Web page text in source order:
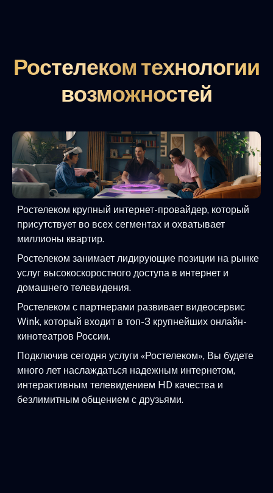
Ростелеком технологии
возможностей
Ростелеком крупный интернет-провайдер, который
присутствует во всех сегментах и охватывает
миллионы квартир.
Ростелеком занимает лидирующие позиции на рынке
услуг высокоскоростного доступа в интернет и
домашнего телевидения.
Ростелеком с партнерами развивает видеосервис
Wink, который входит в топ-3 крупнейших онлайн-
кинотеатров России.
Подключив сегодня услуги «Ростелеком», Вы будете
много лет наслаждаться надежным интернетом,
интерактивным телевидением HD качества и
безлимитным общением с друзьями.